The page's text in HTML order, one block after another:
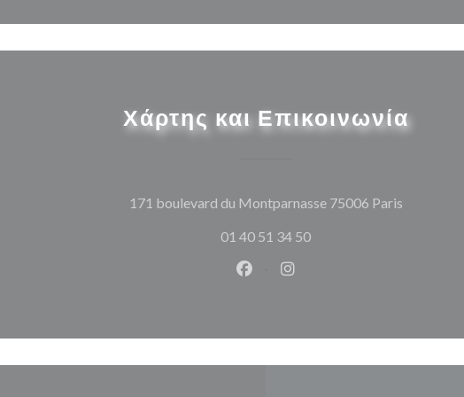
Χάρτης και Επικοινωνία
171 boulevard du Montparnasse 75006 Paris((ανοίγει
01 40 51 34 50
Facebook ((ανοίγει σε νέο
Instagram ((ανοίγει σε